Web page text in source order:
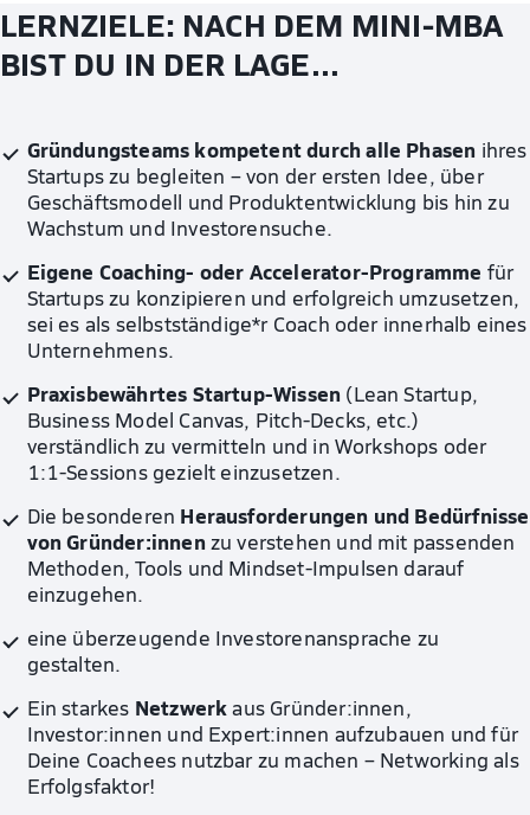
LERNZIELE: NACH DEM MINI-MBA
BIST DU IN DER LAGE…
Gründungsteams kompetent durch alle Phasen ihres
Startups zu begleiten – von der ersten Idee, über
Geschäftsmodell und Produktentwicklung bis hin zu
Wachstum und Investorensuche.
Eigene Coaching- oder Accelerator-Programme für
Startups zu konzipieren und erfolgreich umzusetzen,
sei es als selbstständige*r Coach oder innerhalb eines
Unternehmens.
Praxisbewährtes Startup-Wissen (Lean Startup,
Business Model Canvas, Pitch-Decks, etc.)
verständlich zu vermitteln und in Workshops oder
1:1-Sessions gezielt einzusetzen.
Die besonderen Herausforderungen und Bedürfnisse
von Gründer:innenzu verstehen und mit passenden
Methoden, Tools und Mindset-Impulsen darauf
einzugehen.
eine überzeugende Investorenansprache zu
gestalten.
Ein starkes Netzwerkaus Gründer:innen,
Investor:innen und Expert:innen aufzubauen und für
Deine Coachees nutzbar zu machen – Networking als
Erfolgsfaktor!